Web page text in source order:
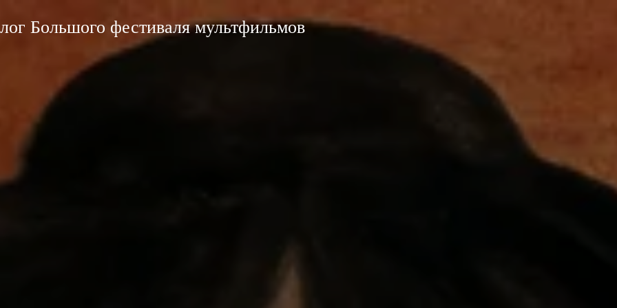
Большого фестиваля мультфильмов